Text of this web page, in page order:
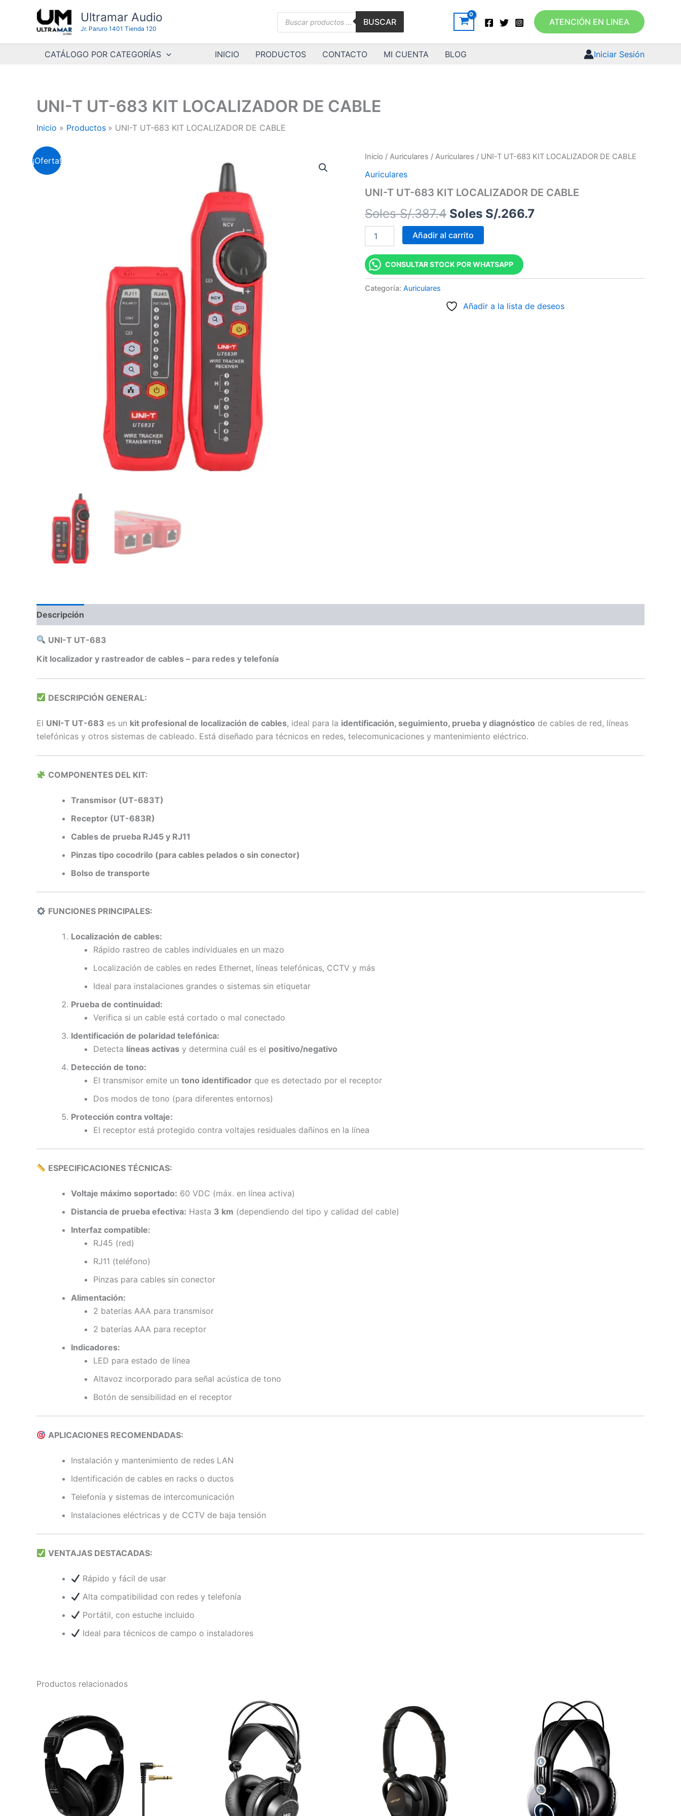
contenido
Ultramar Audio
Jr. Paruro 1401 Tienda 120
Búsqueda
BUSCAR ATENCIÓN EN LINEA
CATÁLOGO POR CATEGORÍAS INICIO PRODUCTOS CONTACTO MI CUENTA BLOG Iniciar Sesión
UNI-T UT-683 KIT LOCALIZADOR DE CABLE
Inicio Productos UNI-T UT-683 KIT LOCALIZADOR DE CABLE
¡Oferta! Inicio / Auriculares / Auriculares / UNI-T UT-683 KIT LOCALIZADOR DE CABLE
Auriculares
UNI-T UT-683 KIT LOCALIZADOR DE CABLE
Soles S/.387.4
El
original
era:
Soles
S/.387.4.
Soles S/.266.7
El
actual
UNI-
UT-
KIT
DE
CABLE
cantidad
Añadir al carrito
CONSULTAR STOCK POR WHATSAPP
Categoría: Auriculares
Añadir a la lista de deseos
Descripción
UNI-T UT-683
Kit localizador y rastreador de cables – para redes y telefonía
DESCRIPCIÓN GENERAL:
El UNI-T UT-683 es un kit profesional de localización de cables, ideal para la identificación, seguimiento, prueba y diagnóstico de cables de red, líneas
telefónicas y otros sistemas de cableado. Está diseñado para técnicos en redes, telecomunicaciones y mantenimiento eléctrico.
COMPONENTES DEL KIT:
Transmisor (UT-683T)
Receptor (UT-683R)
Cables de prueba RJ45 y RJ11
Pinzas tipo cocodrilo (para cables pelados o sin conector)
Bolso de transporte
FUNCIONES PRINCIPALES:
Localización de cables:
Rápido rastreo de cables individuales en un mazo
Localización de cables en redes Ethernet, líneas telefónicas, CCTV y más
Ideal para instalaciones grandes o sistemas sin etiquetar
Prueba de continuidad:
Verifica si un cable está cortado o mal conectado
Identificación de polaridad telefónica:
Detecta líneas activas y determina cuál es el positivo/negativo
Detección de tono:
El transmisor emite un tono identificador que es detectado por el receptor
Dos modos de tono (para diferentes entornos)
Protección contra voltaje:
El receptor está protegido contra voltajes residuales dañinos en la línea
ESPECIFICACIONES TÉCNICAS:
Voltaje máximo soportado: 60 VDC (máx. en línea activa)
Distancia de prueba efectiva: Hasta 3 km (dependiendo del tipo y calidad del cable)
Interfaz compatible:
RJ45 (red)
RJ11 (teléfono)
Pinzas para cables sin conector
Alimentación:
2 baterías AAA para transmisor
2 baterías AAA para receptor
Indicadores:
LED para estado de línea
Altavoz incorporado para señal acústica de tono
Botón de sensibilidad en el receptor
APLICACIONES RECOMENDADAS:
Instalación y mantenimiento de redes LAN
Identificación de cables en racks o ductos
Telefonía y sistemas de intercomunicación
Instalaciones eléctricas y de CCTV de baja tensión
VENTAJAS DESTACADAS:
Rápido y fácil de usar
Alta compatibilidad con redes y telefonía
Portátil, con estuche incluido
Ideal para técnicos de campo o instaladores
Productos relacionados